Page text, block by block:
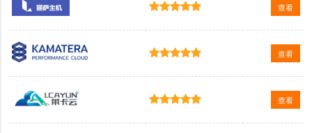
查看
查看
查看